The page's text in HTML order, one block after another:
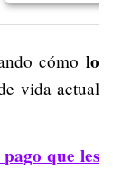
cómo lo
vida actual
que les